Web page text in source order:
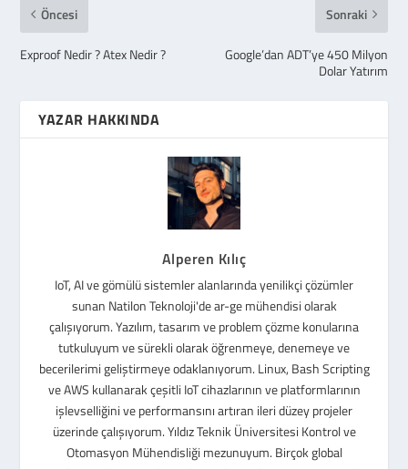
Öncesi
Exproof Nedir ? Atex Nedir ?
Sonraki
Google’dan ADT’ye 450 Milyon
Dolar Yatırım
YAZAR HAKKINDA
Alperen Kılıç
IoT, AI ve gömülü sistemler alanlarında yenilikçi çözümler
sunan Natilon Teknoloji'de ar-ge mühendisi olarak
çalışıyorum. Yazılım, tasarım ve problem çözme konularına
tutkuluyum ve sürekli olarak öğrenmeye, denemeye ve
becerilerimi geliştirmeye odaklanıyorum. Linux, Bash Scripting
ve AWS kullanarak çeşitli IoT cihazlarının ve platformlarının
işlevselliğini ve performansını artıran ileri düzey projeler
üzerinde çalışıyorum. Yıldız Teknik Üniversitesi Kontrol ve
Otomasyon Mühendisliği mezunuyum. Birçok global